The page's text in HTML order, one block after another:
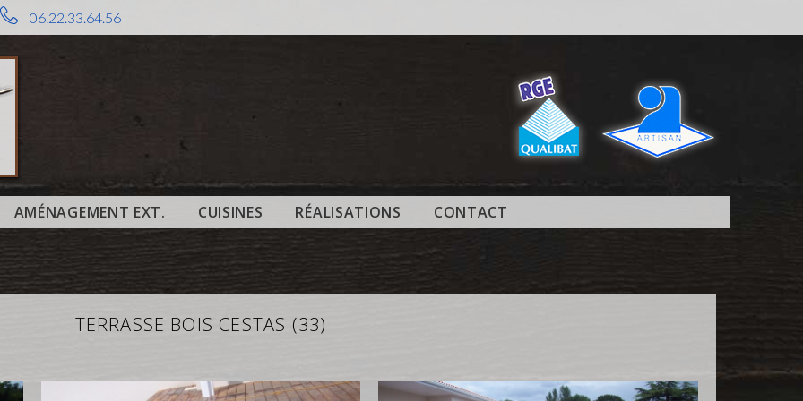
06.22.33.64.56
AMÉNAGEMENT EXT. CUISINES RÉALISATIONS CONTACT
TERRASSE BOIS CESTAS (33)